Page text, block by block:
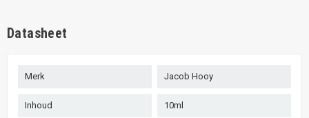
Datasheet
Merk Jacob Hooy
Inhoud 10ml